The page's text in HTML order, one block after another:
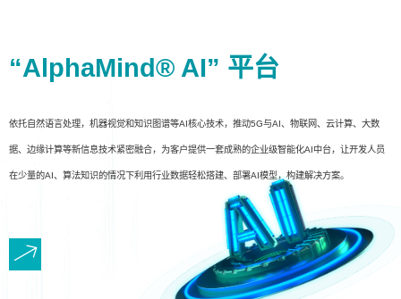
“AlphaMind® AI” 平台
依托自然语言处理，机器视觉和知识图谱等AI核心技术，推动5G与AI、物联网、云计算、大数
据、边缘计算等新信息技术紧密融合，为客户提供一套成熟的企业级智能化AI中台，让开发人员
在少量的AI、算法知识的情况下利用行业数据轻松搭建、部署AI模型，构建解决方案。